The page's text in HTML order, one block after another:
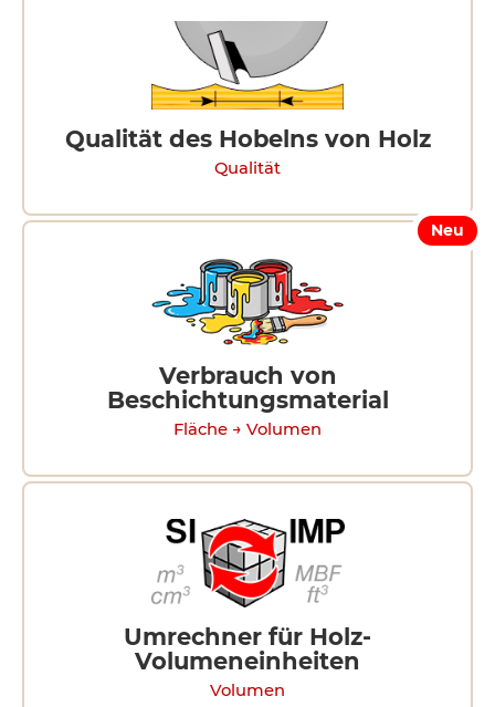
Qualität des Hobelns von Holz
Qualität
Neu
Verbrauch von
Beschichtungsmaterial
Fläche → Volumen
Umrechner für Holz-
Volumeneinheiten
Volumen